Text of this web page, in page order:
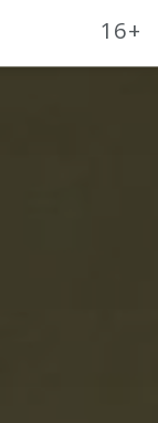
16+